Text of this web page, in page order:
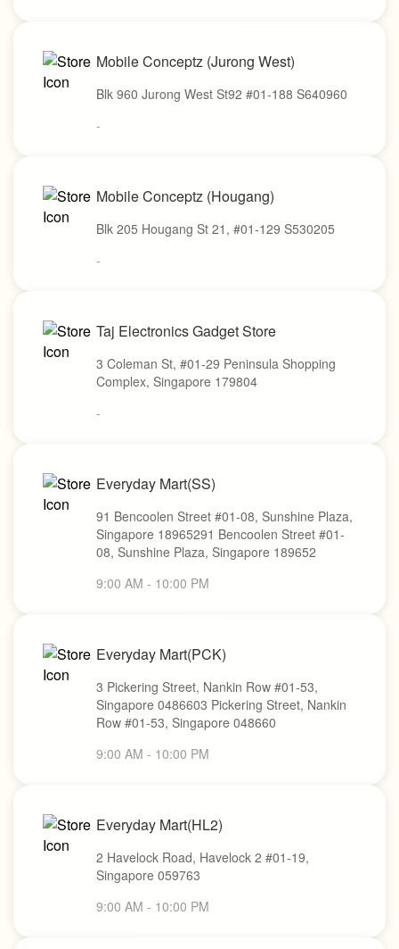
Mobile Conceptz (Jurong West)
Blk 960 Jurong West St92 #01-188 S640960
-
Mobile Conceptz (Hougang)
Blk 205 Hougang St 21, #01-129 S530205
-
Taj Electronics Gadget Store
3 Coleman St, #01-29 Peninsula Shopping
Complex, Singapore 179804
-
Everyday Mart(SS)
91 Bencoolen Street #01-08, Sunshine Plaza,
Singapore 18965291 Bencoolen Street #01-
08, Sunshine Plaza, Singapore 189652
9:00 AM - 10:00 PM
Everyday Mart(PCK)
3 Pickering Street, Nankin Row #01-53,
Singapore 0486603 Pickering Street, Nankin
Row #01-53, Singapore 048660
9:00 AM - 10:00 PM
Everyday Mart(HL2)
2 Havelock Road, Havelock 2 #01-19,
Singapore 059763
9:00 AM - 10:00 PM